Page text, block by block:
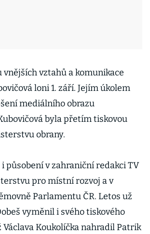
vnějších vztahů a komunikace
loni 1. září. Jejím úkolem
mediálního obrazu
byla přetím tiskovou
obrany.
působení v zahraniční redakci TV
pro místní rozvoj a v
Parlamentu ČR. Letos už
vyměnil i svého tiskového
Václava Koukolíčka nahradil Patrik